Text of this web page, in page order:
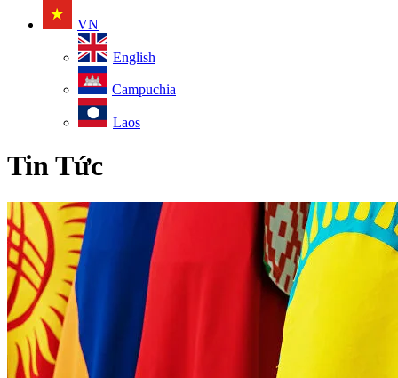
VN
English
Campuchia
Laos
Tin Tức